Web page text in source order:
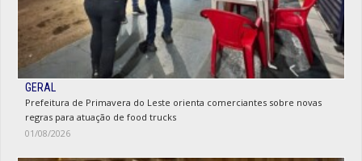
GERAL
Prefeitura de Primavera do Leste orienta comerciantes sobre novas
regras para atuação de food trucks
01/08/2026